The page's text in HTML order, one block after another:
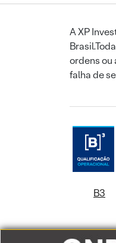
A XP
ordens ou
falha de
B3